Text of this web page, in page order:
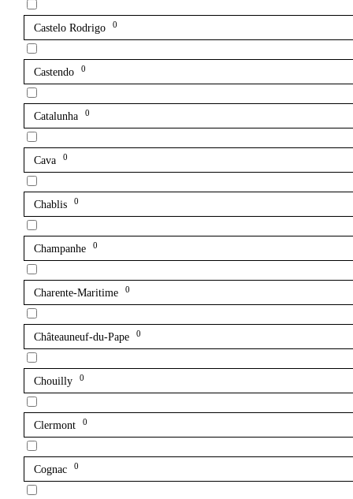
Castelo Rodrigo 0
Castendo 0
Catalunha 0
Cava 0
Chablis 0
Champanhe 0
Charente-Maritime 0
Châteauneuf-du-Pape 0
Chouilly 0
Clermont 0
Cognac 0